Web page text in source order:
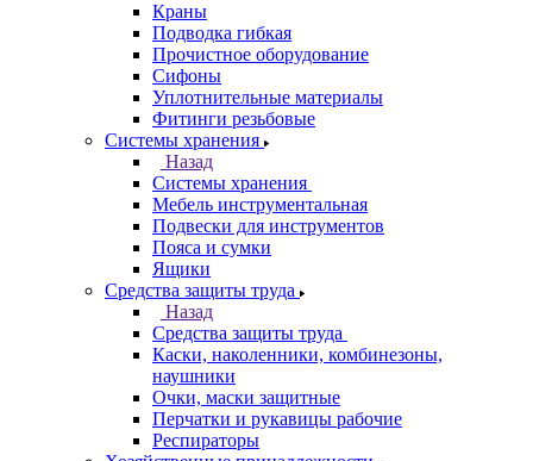
Краны
Подводка гибкая
Прочистное оборудование
Сифоны
Уплотнительные материалы
Фитинги резьбовые
Системы хранения
Назад
Системы хранения
Мебель инструментальная
Подвески для инструментов
Пояса и сумки
Ящики
Средства защиты труда
Назад
Средства защиты труда
Каски, наколенники, комбинезоны,
наушники
Очки, маски защитные
Перчатки и рукавицы рабочие
Респираторы